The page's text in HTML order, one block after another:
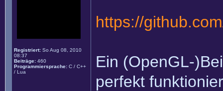
Registriert: So Aug 08, 2010
08:37
Beiträge: 460
Programmiersprache: C / C++
/ Lua
https://
Ein (OpenGL-
perfekt